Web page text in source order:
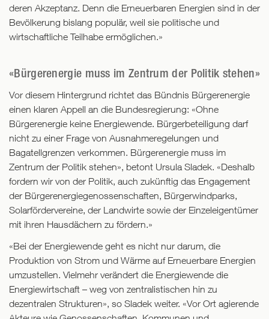
deren Akzeptanz. Denn die Erneuerbaren Energien sind in der
Bevölkerung bislang populär, weil sie politische und
wirtschaftliche Teilhabe ermöglichen.»
«Bürgerenergie muss im Zentrum der Politik stehen»
Vor diesem Hintergrund richtet das Bündnis Bürgerenergie
einen klaren Appell an die Bundesregierung: «Ohne
Bürgerenergie keine Energiewende. Bürgerbeteiligung darf
nicht zu einer Frage von Ausnahmeregelungen und
Bagatellgrenzen verkommen. Bürgerenergie muss im
Zentrum der Politik stehen», betont Ursula Sladek. «Deshalb
fordern wir von der Politik, auch zukünftig das Engagement
der Bürgerenergiegenossenschaften, Bürgerwindparks,
Solarfördervereine, der Landwirte sowie der Einzeleigentümer
mit ihren Hausdächern zu fördern.»
«Bei der Energiewende geht es nicht nur darum, die
Produktion von Strom und Wärme auf Erneuerbare Energien
umzustellen. Vielmehr verändert die Energiewende die
Energiewirtschaft – weg von zentralistischen hin zu
dezentralen Strukturen», so Sladek weiter. «Vor Ort agierende